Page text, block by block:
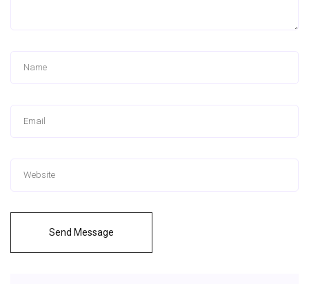
Send Message